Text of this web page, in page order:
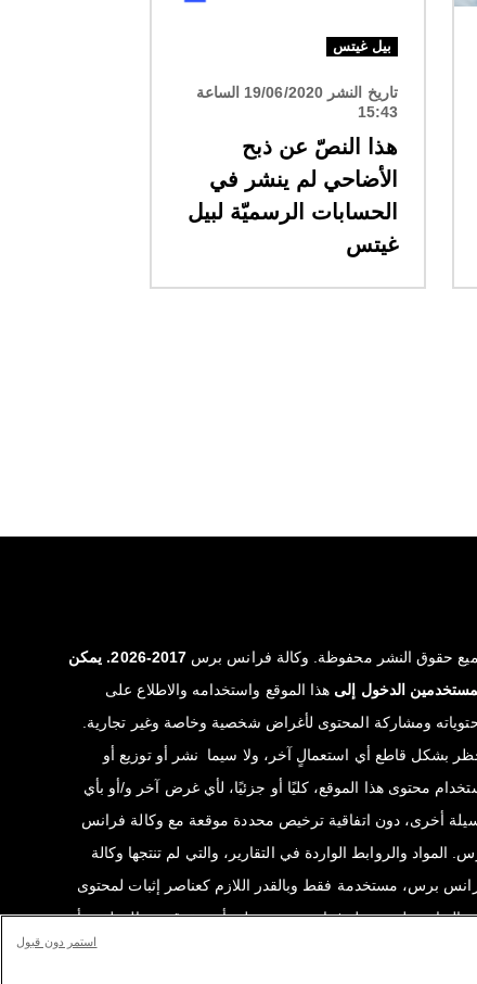
بيل غيتس
تاريخ النشر 19/06/2020 الساعة
15:43
هذا النصّ عن ذبح
الأضاحي لم ينشر في
الحسابات الرسميّة لبيل
غيتس
حقوق النشر محفوظة. وكالة فرانس برس
2017-2026. يمكن
الدخول إلى هذا الموقع واستخدامه والاطلاع على
ومشاركة المحتوى لأغراض شخصية وخاصة وغير تجارية.
بشكل قاطع أي استعمالٍ آخر، ولا سيما نشر أو توزيع أو
محتوى هذا الموقع، كليًا أو جزئيًا، لأي غرض آخر و/أو بأي
أخرى، دون اتفاقية ترخيص محددة موقعة مع وكالة فرانس
المواد والروابط الواردة في التقارير، والتي لم تنتجها وكالة
برس، مستخدمة فقط وبالقدر اللازم كعناصر إثبات لمحتوى
التقارير. لم تحصل فرانس برس على أي حقوق من المؤلفين أو
حقوق النشر لهذا المحتوى ولا تتحمّل أي مسؤوليّة في هذااستمر دون قبول